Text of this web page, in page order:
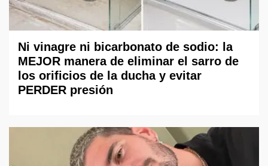
Ni vinagre ni bicarbonato de sodio: la
MEJOR manera de eliminar el sarro de
los orificios de la ducha y evitar
PERDER presión